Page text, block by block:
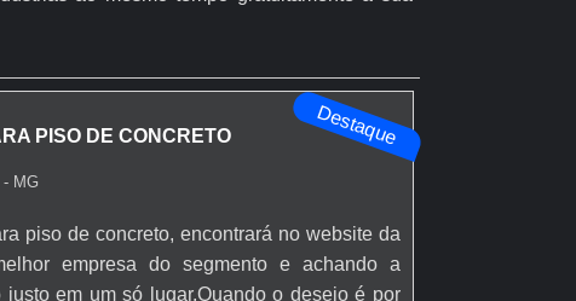
Destaque
PISO DE CONCRETO
MG
piso de concreto, encontrará no website da
empresa do segmento e achando a
em um só lugar.Quando o desejo é por